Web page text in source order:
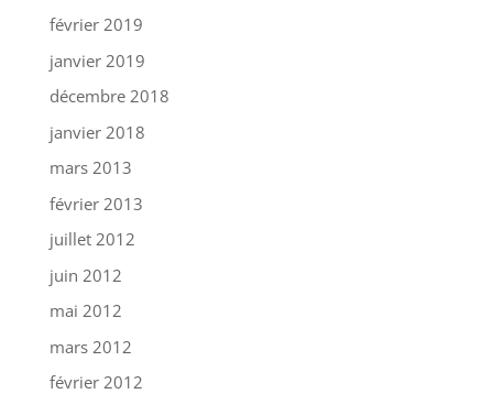
février 2019
janvier 2019
décembre 2018
janvier 2018
mars 2013
février 2013
juillet 2012
juin 2012
mai 2012
mars 2012
février 2012